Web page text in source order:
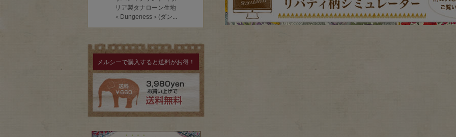
メルシーで購入すると送料がお得！